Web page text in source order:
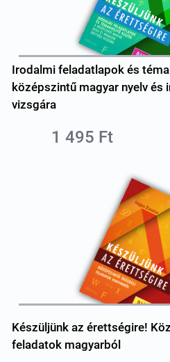
Irodalmi feladatlapok és
középszintű magyar nyelv
vizsgára
1 495 Ft
Készüljünk az érettségire!
feladatok magyarból